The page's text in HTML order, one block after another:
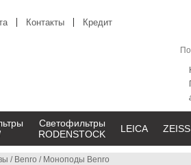
/ Benro / Моноподы Benro
Контакты Кредит
Светофильтры
RODENSTOCK
LEICA ZEISS